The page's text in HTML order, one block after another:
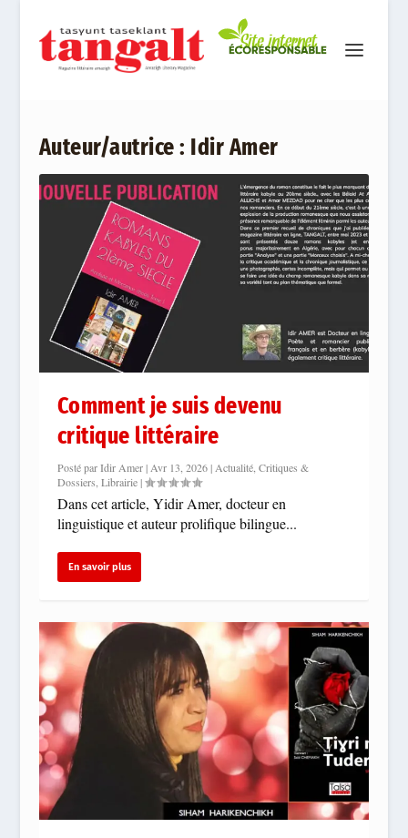
Auteur/autrice : Idir Amer
Comment je suis devenu
critique littéraire
Posté parIdir Amer| Avr 13, 2026| Actualité, Critiques &
Dossiers Librairie|
Dans cet article, Yidir Amer, docteur en
linguistique et auteur prolifique bilingue...
En savoir plus